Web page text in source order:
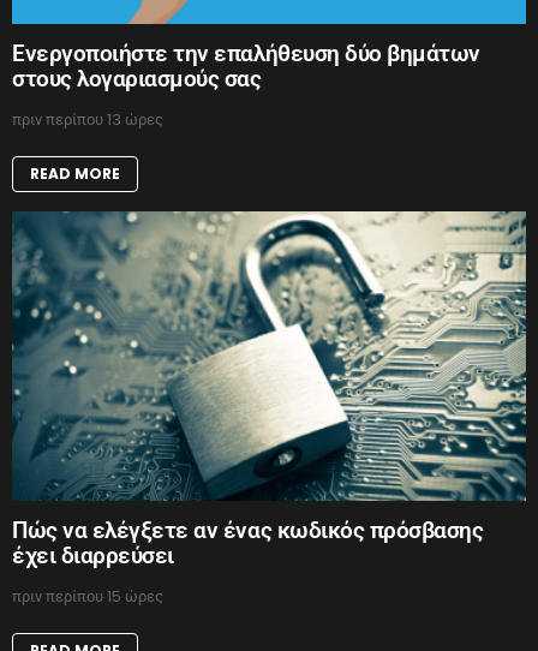
Ενεργοποιήστε την επαλήθευση δύο βημάτων
στους λογαριασμούς σας
πριν περίπου 13 ώρες
READ MORE
Πώς να ελέγξετε αν ένας κωδικός πρόσβασης
έχει διαρρεύσει
πριν περίπου 15 ώρες